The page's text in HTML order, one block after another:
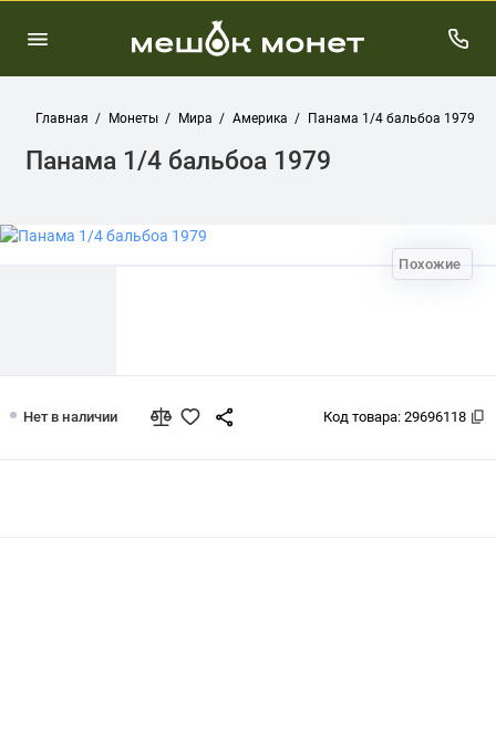
Главная Монеты Мира Америка Панама 1/4 бальбоа 1979
Панама 1/4 бальбоа 1979
Похожие
Нет в наличии Код товара: 29696118